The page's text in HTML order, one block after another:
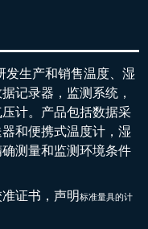
发生产和销售温度、湿
记录器，监测系统，
计。产品包括数据采
和便携式温度计，湿
测量和监测环境条件
证书，声明标准量具的计